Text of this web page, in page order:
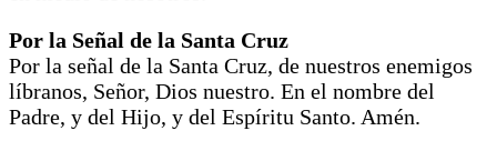
Por la Señal de la Santa Cruz
Por la señal de la Santa Cruz, de nuestros enemigos
líbranos, Señor, Dios nuestro. En el nombre del
Padre, y del Hijo, y del Espíritu Santo. Amén.